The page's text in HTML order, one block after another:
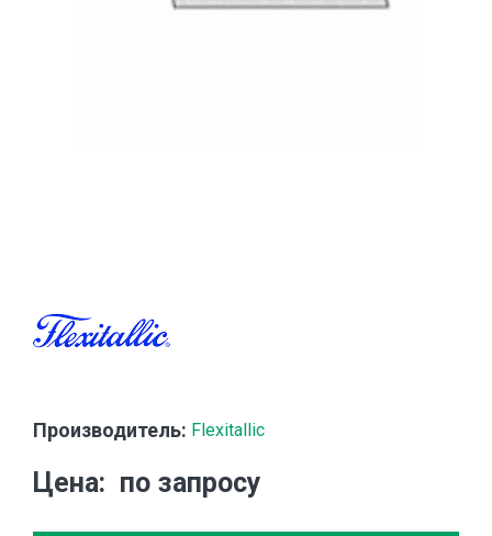
Производитель: Flexitallic
Цена по запросу